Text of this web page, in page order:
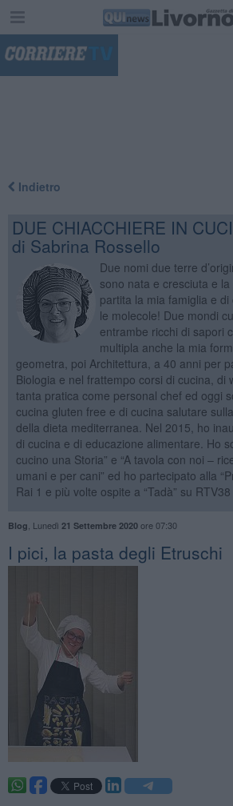
Indietro
DUE CHIACCHIERE IN
di Sabrina Rossello
Due nomi due terre
sono nata e cresciuta e
partita la mia famiglia e
le molecole! Due mondi
entrambe ricchi di sapori
multipla anche la mia
geometra, poi Architettura, a 40 anni per
Biologia e nel frattempo corsi di cucina, di
tanta pratica come personal chef ed oggi
cucina gluten free e di cucina salutare
della dieta mediterranea. Nel 2015, ho
di cucina e di educazione alimentare. Ho
cucino una Storia” e “A tavola con noi –
umani e per cani” ed ho partecipato alla
Rai 1 e più volte ospite a “Tadà” su RTV38
Blog Lunedì 21 Settembre 2020ore 07:30
I pici, la pasta degli Etruschi